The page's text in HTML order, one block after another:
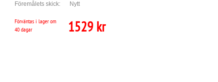
Föremålets skick:
Nytt
Förväntas i lager om
40 dagar
1529 kr